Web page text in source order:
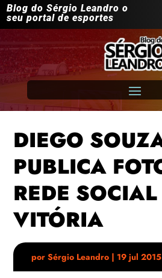
Blog do Sérgio Leandro o
seu portal de esportes
DIEGO
PUBLICA
REDE
VITÓRIA
porSérgio Leandro | 19 jul 2015